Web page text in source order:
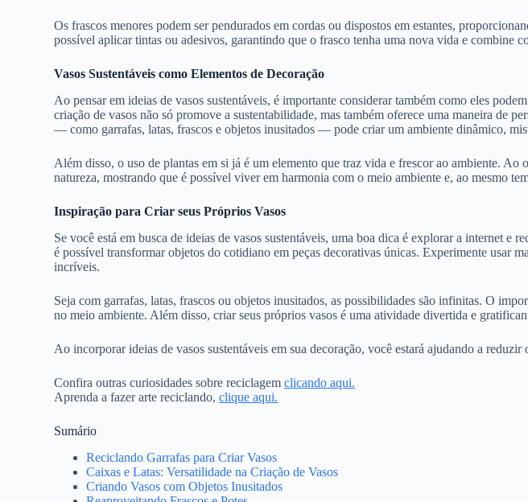
Os frascos menores podem ser pendurados em cordas ou dispostos em estantes,
possível aplicar tintas ou adesivos, garantindo que o frasco tenha uma nova vida e combine
Vasos Sustentáveis como Elementos de Decoração
Ao pensar em ideias de vasos sustentáveis, é importante considerar também como eles
criação de vasos não só promove a sustentabilidade, mas também oferece uma maneira de
— como garrafas, latas, frascos e objetos inusitados — pode criar um ambiente dinâmico,
Além disso, o uso de plantas em si já é um elemento que traz vida e frescor ao ambiente.
natureza, mostrando que é possível viver em harmonia com o meio ambiente e, ao mesmo
Inspiração para Criar seus Próprios Vasos
Se você está em busca de ideias de vasos sustentáveis, uma boa dica é explorar a internet e
é possível transformar objetos do cotidiano em peças decorativas únicas. Experimente usar
incríveis.
Seja com garrafas, latas, frascos ou objetos inusitados, as possibilidades são infinitas. O
no meio ambiente. Além disso, criar seus próprios vasos é uma atividade divertida e
Ao incorporar ideias de vasos sustentáveis em sua decoração, você estará ajudando a
Confira outras curiosidades sobre reciclagemclicando aqui.
Aprenda a fazer arte reciclando,clique aqui.
Sumário
Reciclando Garrafas para Criar Vasos
Caixas e Latas: Versatilidade na Criação de Vasos
Criando Vasos com Objetos Inusitados